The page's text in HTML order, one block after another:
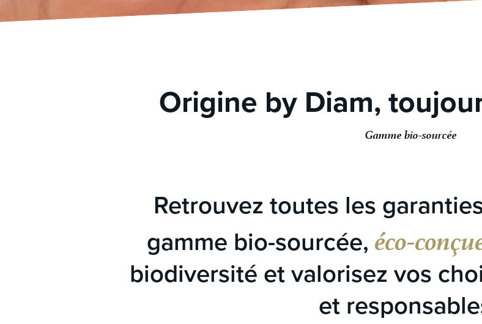
Origine by Diam,
Gamme bio-sourcée
Retrouvez toutes les
gamme bio-sourcée, éco-
biodiversité et valorisez vos
et